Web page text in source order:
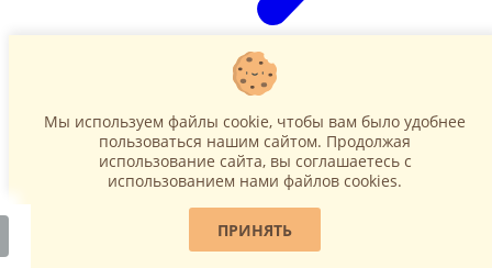
Наружные блоки
Мы используем файлы cookie, чтобы вам было удобнее
пользоваться нашим сайтом. Продолжая
использование сайта, вы соглашаетесь c
использованием нами файлов cookies.
ПРИНЯТЬ